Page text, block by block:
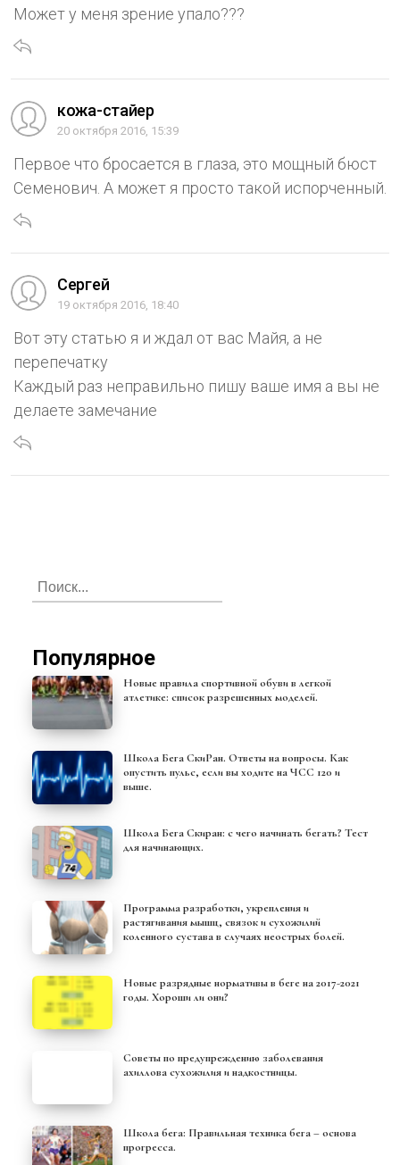
Может у меня зрение упало???
кожа-стайер
20 октября 2016, 15:39
Первое что бросается в глаза, это мощный бюст
Семенович. А может я просто такой испорченный.
Сергей
19 октября 2016, 18:40
Вот эту статью я и ждал от вас Майя, а не
перепечатку
Каждый раз неправильно пишу ваше имя а вы не
делаете замечание
Популярное
Новые правила спортивной обуви в легкой
атлетике: список разрешенных моделей.
Школа Бега СкиРан. Ответы на вопросы. Как
опустить пульс, если вы ходите на ЧСС 120 и
выше.
Школа Бега Скиран: с чего начинать бегать? Тест
для начинающих.
Программа разработки, укрепления и
растягивания мышц, связок и сухожилий
коленного сустава в случаях неострых болей.
Новые разрядные нормативы в беге на 2017-2021
годы. Хороши ли они?
Советы по предупреждению заболевания
ахиллова сухожилия и надкостницы.
Школа бега: Правильная техника бега – основа
прогресса.